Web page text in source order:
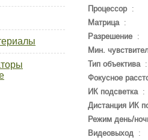
Процессор:
Матрица:
Разрешение :
Мин.
Тип объектива
Фокусное
ИК подсветка:
Дистанция ИК
Режим день/
Видеовыход :